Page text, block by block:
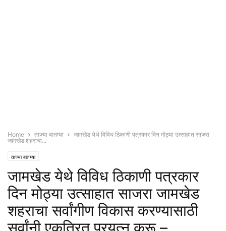
Home ताज्या बातम्या
जामखेड येथे विविध ठिकाणी पत्रकार दिन मोठ्या उत्साहात साजरा
जामखेड शहराचा...
ताज्या बातम्या
जामखेड येथे विविध ठिकाणी पत्रकार
दिन मोठ्या उत्साहात साजरा जामखेड
शहराचा सर्वांगीण विकास करण्यासाठी